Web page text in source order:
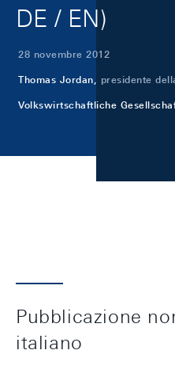
DE / EN)
28 novembre 2012
Thomas Jordan, presidente
Volkswirtschaftliche
Pubblicazione
italiano